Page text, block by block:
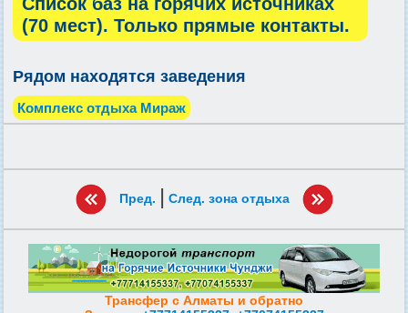
(70 мест). Только прямые контакты.
Рядом находятся заведения
Комплекс отдыха Мираж
Пред. | След. зона отдыха
Трансфер с Алматы и обратно